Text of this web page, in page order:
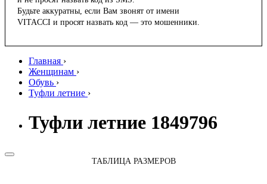
Будьте аккуратны, если Вам звонят от имени
VITACCI и просят назвать код — это мошенники.
Главная ›
Женщинам ›
Обувь ›
Туфли летние ›
Туфли летние 1849796
ТАБЛИЦА РАЗМЕРОВ